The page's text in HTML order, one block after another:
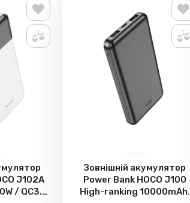
J102A
/ QC3.0
Зовнішній акумулятор
Power Bank HOCO J100
High-ranking 10000mAh,